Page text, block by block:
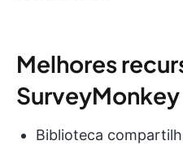
Melhores
SurveyMonkey
Biblioteca